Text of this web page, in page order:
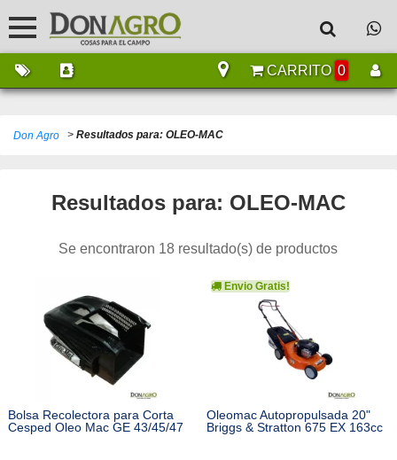
CARRITO 0
Don Agro > Resultados para: OLEO-MAC
Resultados para: OLEO-MAC
Se encontraron 18 resultado(s) de productos
Bolsa Recolectora para Corta
Cesped Oleo Mac GE 43/45/47
Envio Gratis!
Oleomac Autopropulsada 20"
Briggs & Stratton 675 EX 163cc